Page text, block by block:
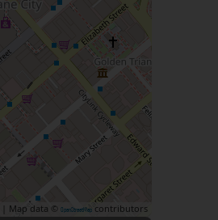
| Map data © OpenStreetMap contributors